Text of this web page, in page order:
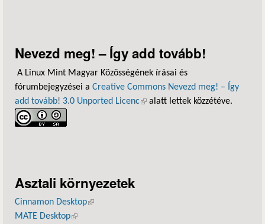
Nevezd meg! – Így add tovább!
A Linux Mint Magyar Közösségének írásai és
fórumbejegyzései a Creative Commons Nevezd meg! – Így
add tovább! 3.0 Unported Licenc(külső hivatkozás)
alatt lettek közzétéve.
Asztali környezetek
Cinnamon Desktop(külső hivatkozás)
MATE Desktop(külső hivatkozás)